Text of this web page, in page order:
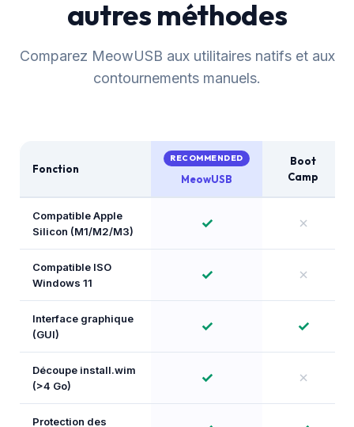
autres méthodes
Comparez MeowUSB aux utilitaires natifs et aux
contournements manuels.
Fonction
RECOMMENDED
MeowUSB
Boot
Camp
Compatible Apple
Silicon (M1/M2/M3)
✓ ✗
Compatible ISO
Windows 11
✓ ✗
Interface graphique
(GUI)
✓ ✓
Découpe install.wim
(>4 Go)
✓ ✗
Protection des